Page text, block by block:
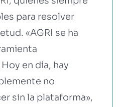
para resolver
«AGRI se ha
en día, hay
no
sin la plataforma»,